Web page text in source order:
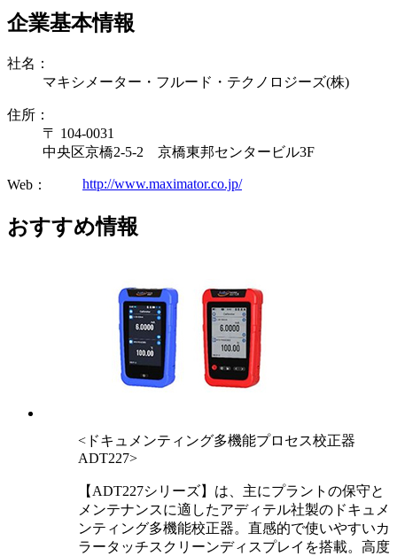
企業基本情報
社名：
マキシメーター・フルード・テクノロジーズ(株)
住所：
〒 104-0031
中央区京橋2-5-2 京橋東邦センタービル3F
Web： http://www.maximator.co.jp/
おすすめ情報
<ドキュメンティング多機能プロセス校正器
ADT227>
【ADT227シリーズ】は、主にプラントの保守と
メンテナンスに適したアディテル社製のドキュメ
ンティング多機能校正器。直感的で使いやすいカ
ラータッチスクリーンディスプレイを搭載。高度